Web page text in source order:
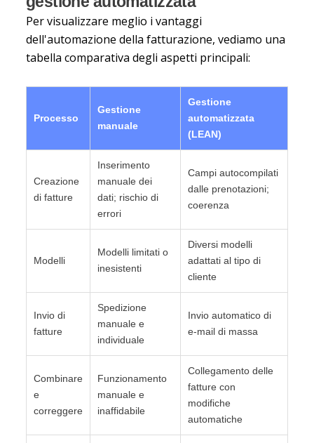
Per visualizzare meglio i vantaggi
dell'automazione della fatturazione, vediamo una
tabella comparativa degli aspetti principali:
Processo
Gestione
manuale
Gestione
automatizzata
(LEAN)
Creazione
di fatture
Inserimento
manuale dei
dati; rischio di
errori
Campi autocompilati
dalle prenotazioni;
coerenza
Modelli
Modelli limitati o
inesistenti
Diversi modelli
adattati al tipo di
cliente
Invio di
fatture
Spedizione
manuale e
individuale
Invio automatico di
e-mail di massa
Combinare
e
correggere
Funzionamento
manuale e
inaffidabile
Collegamento delle
fatture con
modifiche
automatiche